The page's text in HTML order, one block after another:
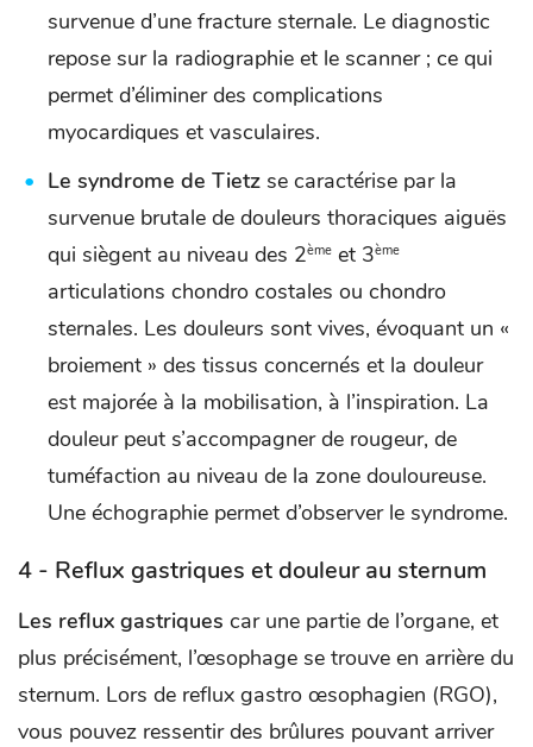
survenue d’une fracture sternale. Le diagnostic
repose sur la radiographie et le scanner ; ce qui
permet d’éliminer des complications
myocardiques et vasculaires.
Le syndrome de Tietz se caractérise par la
survenue brutale de douleurs thoraciques aiguës
qui siègent au niveau des 2ème et 3ème
articulations chondro costales ou chondro
sternales. Les douleurs sont vives, évoquant un «
broiement » des tissus concernés et la douleur
est majorée à la mobilisation, à l’inspiration. La
douleur peut s’accompagner de rougeur, de
tuméfaction au niveau de la zone douloureuse.
Une échographie permet d’observer le syndrome.
4 - Reflux gastriques et douleur au sternum
Les reflux gastriques car une partie de l’organe, et
plus précisément, l’œsophage se trouve en arrière du
sternum. Lors de reflux gastro œsophagien (RGO),
vous pouvez ressentir des brûlures pouvant arriver